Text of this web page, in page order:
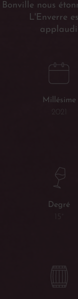
Bonville nous
L'Enverre
Millésime
2021
Degré
15°